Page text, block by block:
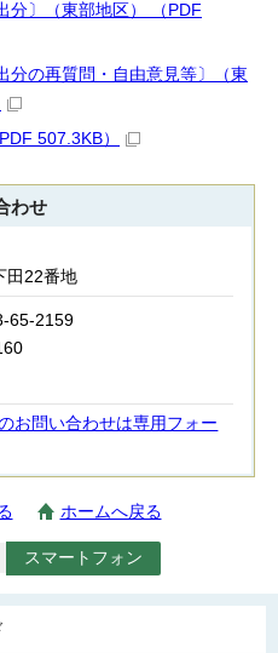
分〕（東部地区） （PDF
分の再質問・自由意見等〕（東
507.3KB）
わせ
田22番地
65-2159
お問い合わせは専用フォー
ホームへ戻る
スマートフォン